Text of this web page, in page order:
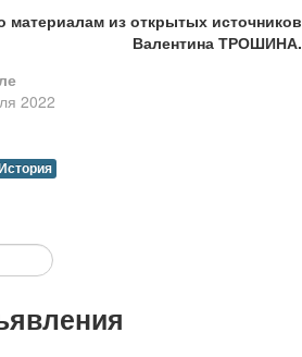
материалам из открытых источников
Валентина ТРОШИНА.
2022